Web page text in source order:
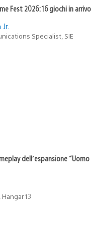
Fest 2026: 16 giochi in
Specialist, SIE
dell’espansione “Uomo
13